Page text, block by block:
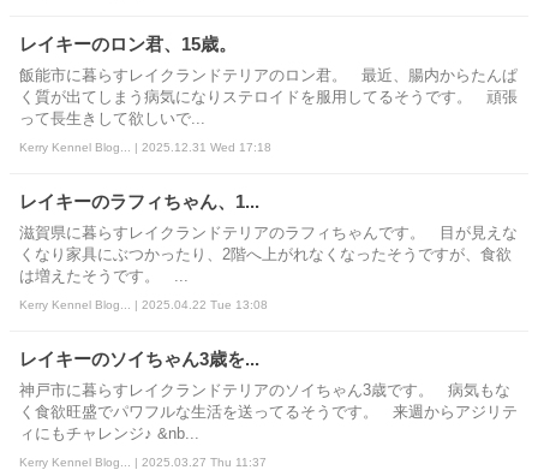
レイキーのロン君、15歳。
飯能市に暮らすレイクランドテリアのロン君。 最近、腸内からたんぱ
く質が出てしまう病気になりステロイドを服用してるそうです。 頑張
って長生きして欲しいで...
Kerry Kennel Blog... | 2025.12.31 Wed 17:18
レイキーのラフィちゃん、1...
滋賀県に暮らすレイクランドテリアのラフィちゃんです。 目が見えな
くなり家具にぶつかったり、2階へ上がれなくなったそうですが、食欲
は増えたそうです。 ...
Kerry Kennel Blog... | 2025.04.22 Tue 13:08
レイキーのソイちゃん3歳を...
神戸市に暮らすレイクランドテリアのソイちゃん3歳です。 病気もな
く食欲旺盛でパワフルな生活を送ってるそうです。 来週からアジリテ
ィにもチャレンジ♪ &nb...
Kerry Kennel Blog... | 2025.03.27 Thu 11:37